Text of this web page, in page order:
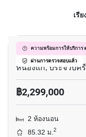
เรี
ความพร้อมการให้บริการ
ผ่านการตรวจสอบแล้ว
ออร์คิด สวีท เพ
หนองแก, ประจวบคี
฿2,299,000
2 ห้องนอน
85.32 ม.2